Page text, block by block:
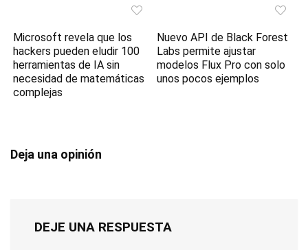
Microsoft revela que los
hackers pueden eludir 100
herramientas de IA sin
necesidad de matemáticas
complejas
Nuevo API de Black Forest
Labs permite ajustar
modelos Flux Pro con solo
unos pocos ejemplos
Deja una opinión
DEJE UNA RESPUESTA